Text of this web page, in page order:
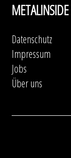
METALINSIDE
Datenschutz
Impressum
Jobs
Über uns